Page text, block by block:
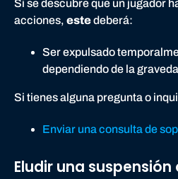
Si se descubre que un jugador
acciones, estedeberá:
Ser expulsado
dependiendo de la
Si tienes alguna pregunta o
Enviar una consulta de
Eludir una